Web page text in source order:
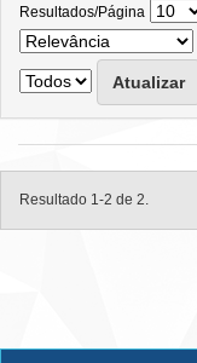
Resultados/Página
Resultado 1-2 de 2.